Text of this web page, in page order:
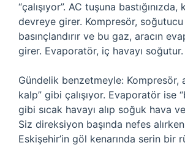
“çalışıyor”. AC tuşuna
devreye girer. Kompresör, soğutucu
basınçlandırır ve bu gaz, aracın
girer. Evaporatör, iç havayı soğutur.
Gündelik benzetmeyle: Kompresör,
kalp” gibi çalışıyor. Evaporatör ise
gibi sıcak havayı alıp soğuk hava
Siz direksiyon başında nefes
Eskişehir’in göl kenarında serin bir